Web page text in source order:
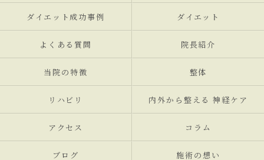
ダイエット成功事例 ダイエット
よくある質問 院長紹介
当院の特徴 整体
リハビリ 内外から整える 神経ケア
アクセス コラム
ブログ 施術の想い